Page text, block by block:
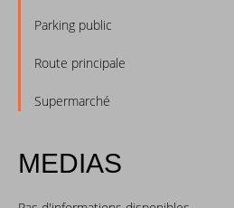
Parking public
Route principale
Supermarché
MEDIAS